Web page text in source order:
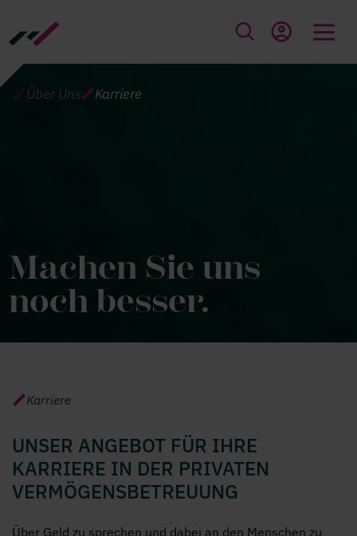
Direkt zum Inhalt
PFADNAVIGATION
Über Uns Karriere
Machen Sie uns
noch besser.
Karriere
Karriere
UNSER ANGEBOT FÜR IHRE
KARRIERE IN DER PRIVATEN
VERMÖGENSBETREUUNG
Über Geld zu sprechen und dabei an den Menschen zu